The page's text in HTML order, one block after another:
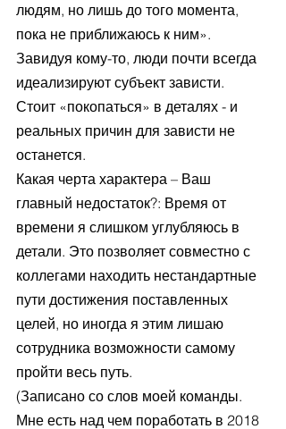
людям, но лишь до того момента,
пока не приближаюсь к ним».
Завидуя кому-то, люди почти всегда
идеализируют субъект зависти.
Стоит «покопаться» в деталях - и
реальных причин для зависти не
останется.
Какая черта характера – Ваш
главный недостаток?: Время от
времени я слишком углубляюсь в
детали. Это позволяет совместно с
коллегами находить нестандартные
пути достижения поставленных
целей, но иногда я этим лишаю
сотрудника возможности самому
пройти весь путь.
(Записано со слов моей команды.
Мне есть над чем поработать в 2018